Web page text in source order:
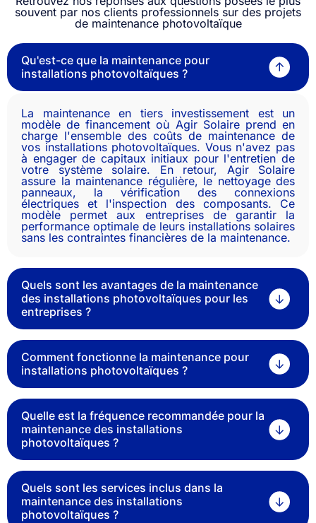
souvent par nos clients professionnels sur des projets
de maintenance photovoltaïque
Qu'est-ce que la maintenance pour
installations photovoltaïques ?
La maintenance en tiers investissement est un
modèle de financement où Agir Solaire prend en
charge l'ensemble des coûts de maintenance de
vos installations photovoltaïques. Vous n'avez pas
à engager de capitaux initiaux pour l'entretien de
votre système solaire. En retour, Agir Solaire
assure la maintenance régulière, le nettoyage des
panneaux, la vérification des connexions
électriques et l'inspection des composants. Ce
modèle permet aux entreprises de garantir la
performance optimale de leurs installations solaires
sans les contraintes financières de la maintenance.
Quels sont les avantages de la maintenance
des installations photovoltaïques pour les
entreprises ?
Comment fonctionne la maintenance pour
installations photovoltaïques ?
Quelle est la fréquence recommandée pour la
maintenance des installations
photovoltaïques ?
Quels sont les services inclus dans la
maintenance des installations
photovoltaïques ?